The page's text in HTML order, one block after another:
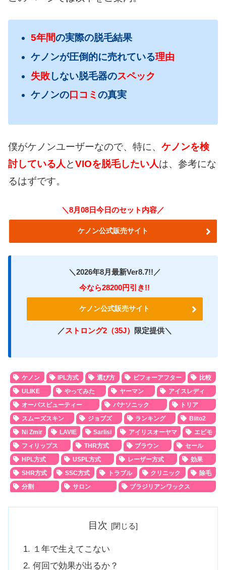
5年間の実際の脱毛結果
ケノンが圧倒的に売れている理由
失敗しない脱毛器のスペック
ケノンの口コミの真実
僕がケノンユーザーなので、特に、 ケノンを検
討している人 とVIOを脱毛したい人は、参考にな
るはずです。
＼8月08日今日のセット内容／
ケノン公式販売サイト
＼2026年8月最新Ver8.7!!／
今なら28200円引き!!
ケノン公式販売サイト
／ストロング2（35J） 限定提供＼
ケノン IPL方式 選び方 ビフォーアフター
比較
ULIKE
やってみた ヤーマン
アイスレディ
オーパスビューティー
パナソニック
トリア
スムーズスキン
ジョブズ ランキング
Biito2
Ni Zmir
LAVIE Sarlisi アイリスオーヤマ
エピモ
フィリップス
THR方式 ブラウン
セール
HPL方式
USPL方式 レーザー方式
効果
SHR方式
SSC方式 トラブル クリニック
除毛
分割
サロン ブラジリアンワックス
目次
１年で生えてこない
何回で効果が出るか？